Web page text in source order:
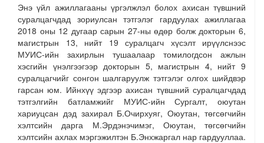
Энэ үйл ажиллагааны үргэлжлэл болох ахисан түвшний
суралцагчдад зориулсан тэтгэлэг гардуулах ажиллагаа
2018 оны 12 дугаар сарын 27-ны өдөр болж докторын 6,
магистрын 13, нийт 19 суралцагч хүсэлт ирүүлснээс
МУИС-ийн захирлын тушаалаар томилогдсон ажлын
хэсгийн үнэлгээгээр докторын 5, магистрын 4, нийт 9
суралцагчийг сонгон шалгаруулж тэтгэлэг олгох шийдвэр
гарсан юм. Ийнхүү эдгээр ахисан түвшний суралцагчдад
тэтгэлгийн батламжийг МУИС-ийн Сургалт, оюутан
хариуцсан дэд захирал Б.Очирхуяг, Оюутан, төгсөгчийн
хэлтсийн дарга М.Эрдэнэчимэг, Оюутан, төгсөгчийн
хэлтсийн ахлах мэргэжилтэн Б.Энхжаргал нар гардууллаа.